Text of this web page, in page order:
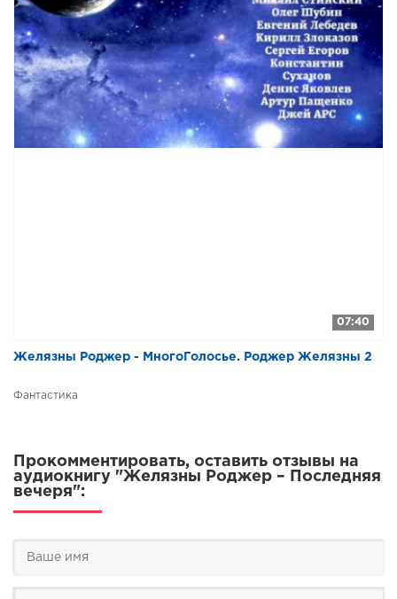
07:40
Желязны Роджер - МногоГолосье. Роджер Желязны 2
Фантастика
Прокомментировать, оставить отзывы на
аудиокнигу "Желязны Роджер – Последняя
вечеря":